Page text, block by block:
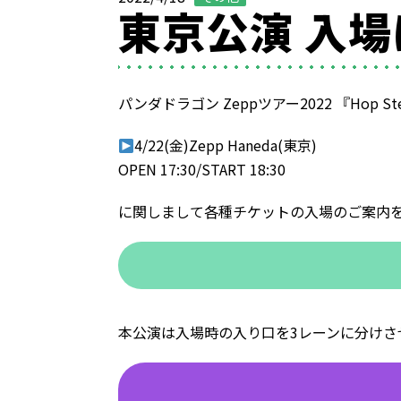
東京公演 入
パンダドラゴン Zeppツアー2022 『Hop
4/22(金)Zepp Haneda(東京)
OPEN 17:30/START 18:30
に関しまして各種チケットの入場のご案内
本公演は入場時の入り口を3レーンに分け